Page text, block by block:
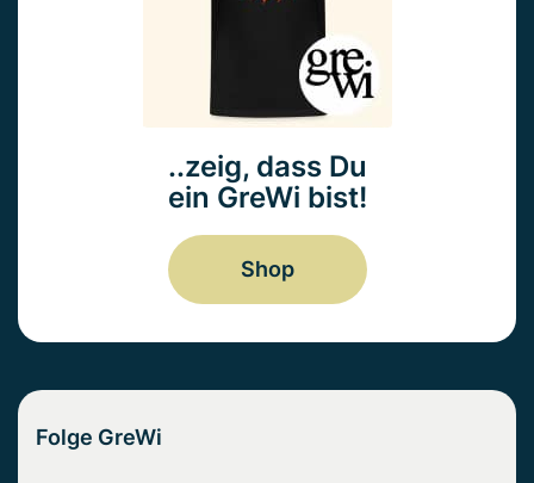
..zeig, dass Du
ein GreWi bist!
Shop
Folge GreWi